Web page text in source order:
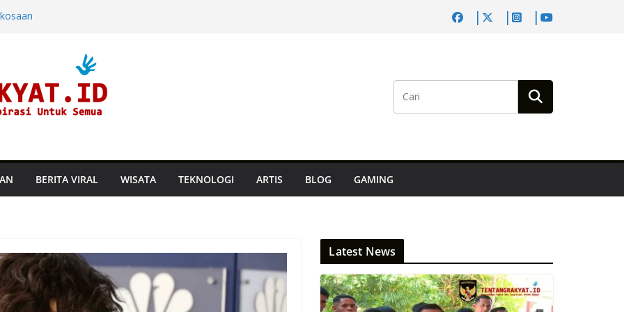
dan
di Hayam
Perusahaan
BERITA VIRAL WISATA TEKNOLOGI ARTIS BLOG GAMING
Latest News